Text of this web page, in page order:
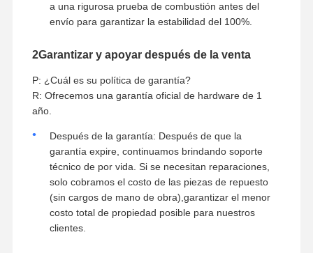
a una rigurosa prueba de combustión antes del
envío para garantizar la estabilidad del 100%.
2Garantizar y apoyar después de la venta
P: ¿Cuál es su política de garantía?
R: Ofrecemos una garantía oficial de hardware de 1
año.
Después de la garantía: Después de que la
garantía expire, continuamos brindando soporte
técnico de por vida. Si se necesitan reparaciones,
solo cobramos el costo de las piezas de repuesto
(sin cargos de mano de obra),garantizar el menor
costo total de propiedad posible para nuestros
clientes.